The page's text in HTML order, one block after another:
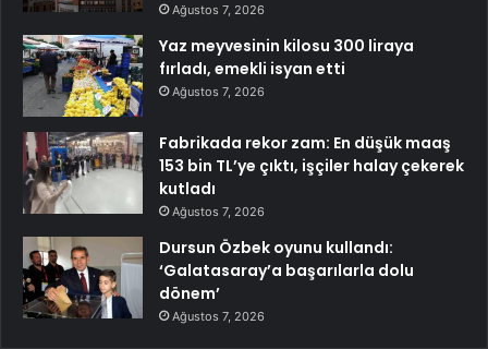
Ağustos 7, 2026
Yaz meyvesinin kilosu 300 liraya
fırladı, emekli isyan etti
Ağustos 7, 2026
Fabrikada rekor zam: En düşük maaş
153 bin TL’ye çıktı, işçiler halay çekerek
kutladı
Ağustos 7, 2026
Dursun Özbek oyunu kullandı:
‘Galatasaray’a başarılarla dolu
dönem’
Ağustos 7, 2026